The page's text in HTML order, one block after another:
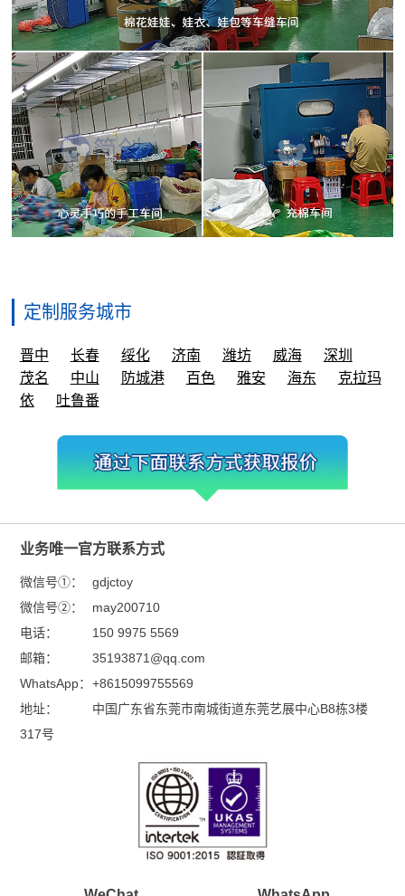
定制服务城市
晋中 长春 绥化 济南 潍坊 威海
深圳
茂名
中山 防城港 百色 雅安 海东
克拉玛
依
吐鲁番
业务唯一官方联系方式
微信号①：
gdjctoy
微信号②：
may200710
电话：
150 9975 5569
邮箱：
35193871@qq.com
WhatsApp： +8615099755569
地址：
中国广东省东莞市南城街道东莞艺展中心B8栋3楼
317号